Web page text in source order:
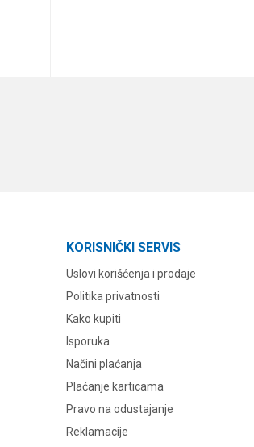
KORISNIČKI SERVIS
Uslovi korišćenja i prodaje
Politika privatnosti
Kako kupiti
Isporuka
Načini plaćanja
Plaćanje karticama
Pravo na odustajanje
Reklamacije